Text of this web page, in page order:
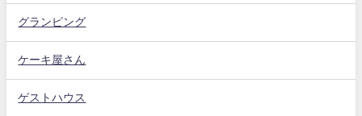
グランピング
ケーキ屋さん
ゲストハウス